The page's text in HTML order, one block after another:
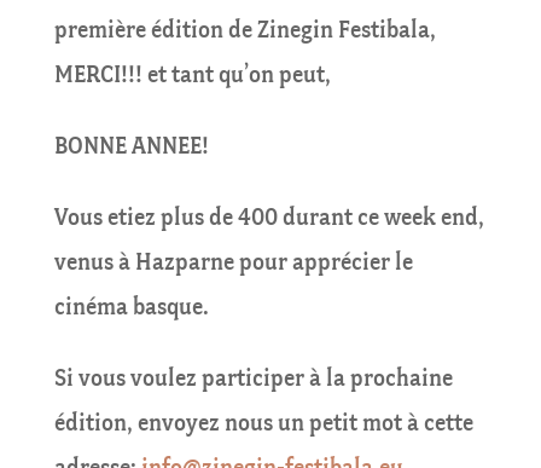
première édition de Zinegin Festibala,
MERCI!!! et tant qu’on peut,
BONNE ANNEE!
Vous etiez plus de 400 durant ce week end,
venus à Hazparne pour apprécier le
cinéma basque.
Si vous voulez participer à la prochaine
édition, envoyez nous un petit mot à cette